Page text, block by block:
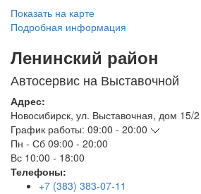
Показать на карте
Подробная информация
Ленинский район
Автосервис на Выставочной
Адрес:
Новосибирск, ул. Выставочная, дом 15/2
График работы: 09:00 - 20:00
Пн - Сб 09:00 - 20:00
Вс 10:00 - 18:00
Телефоны:
+7 (383) 383-07-11